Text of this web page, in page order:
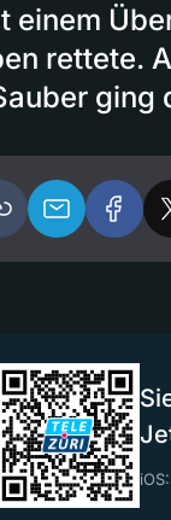
einem
rettete.
ging